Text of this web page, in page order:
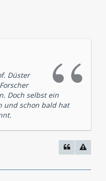
Düster
Doch selbst ein
und schon bald hat